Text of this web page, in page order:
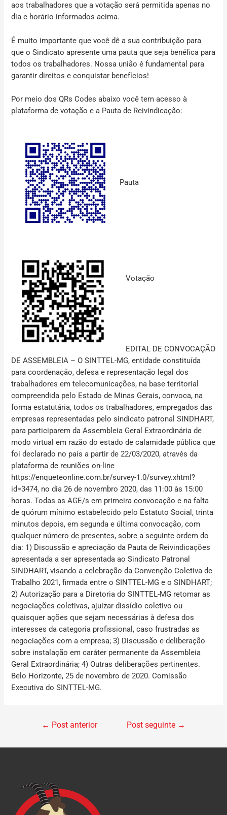
aos trabalhadores que a votação será permitida apenas no
dia e horário informados acima.
É muito importante que você dê a sua contribuição para
que o Sindicato apresente uma pauta que seja benéfica para
todos os trabalhadores. Nossa união é fundamental para
garantir direitos e conquistar benefícios!
Por meio dos QRs Codes abaixo você tem acesso à
plataforma de votação e a Pauta de Reivindicação:
Pauta
Votação
EDITAL DE CONVOCAÇÃO
DE ASSEMBLEIA – O SINTTEL-MG, entidade constituída
para coordenação, defesa e representação legal dos
trabalhadores em telecomunicações, na base territorial
compreendida pelo Estado de Minas Gerais, convoca, na
forma estatutária, todos os trabalhadores, empregados das
empresas representadas pelo sindicato patronal SINDHART,
para participarem da Assembleia Geral Extraordinária de
modo virtual em razão do estado de calamidade pública que
foi declarado no país a partir de 22/03/2020, através da
plataforma de reuniões on-line
https://enqueteonline.com.br/survey-1.0/survey.xhtml?
id=3474, no dia 26 de novembro 2020, das 11:00 às 15:00
horas. Todas as AGE/s em primeira convocação e na falta
de quórum mínimo estabelecido pelo Estatuto Social, trinta
minutos depois, em segunda e última convocação, com
qualquer número de presentes, sobre a seguinte ordem do
dia: 1) Discussão e apreciação da Pauta de Reivindicações
apresentada a ser apresentada ao Sindicato Patronal
SINDHART, visando a celebração da Convenção Coletiva de
Trabalho 2021, firmada entre o SINTTEL-MG e o SINDHART;
2) Autorização para a Diretoria do SINTTEL-MG retomar as
negociações coletivas, ajuizar dissídio coletivo ou
quaisquer ações que sejam necessárias à defesa dos
interesses da categoria profissional, caso frustradas as
negociações com a empresa; 3) Discussão e deliberação
sobre instalação em caráter permanente da Assembleia
Geral Extraordinária; 4) Outras deliberações pertinentes.
Belo Horizonte, 25 de novembro de 2020. Comissão
Executiva do SINTTEL-MG.
← Post anterior Post seguinte →